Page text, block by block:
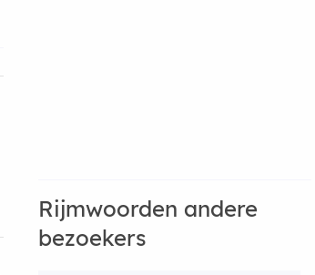
Rijmwoorden andere
bezoekers